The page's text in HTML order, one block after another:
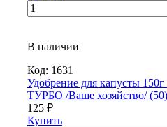
В наличии
Код: 1631
Удобрение для капусты
ТУРБО /Ваше хозяйство/ (50)
125 ₽
Купить